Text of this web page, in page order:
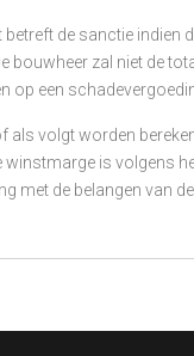
de sanctie indien
bouwheer zal niet de
op een
als volgt worden
is volgens
met de belangen van